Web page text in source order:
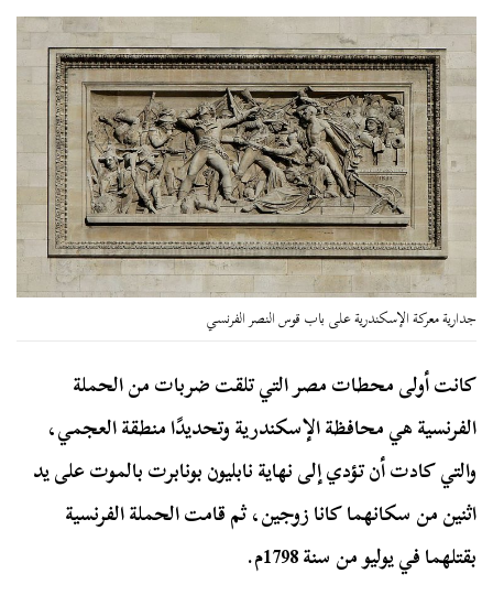
جدارية معركة الإسكندرية على باب قوس النصر الفرنسي
كانت أولى محطات مصر التي تلقت ضربات من الحملة
الفرنسية هي محافظة الإسكندرية وتحديدًا منطقة العجمي،
والتي كادت أن تؤدي إلى نهاية نابليون بونابرت بالموت على يد
اثنين من سكانهما كانا زوجين، ثم قامت الحملة الفرنسية
بقتلهما في يوليو من سنة 1798م.